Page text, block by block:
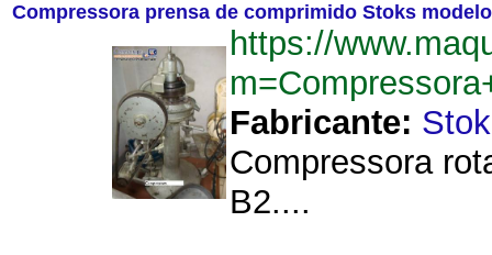
Compressora prensa de comprimido Stoks
https://
Fabricante:
Compressora
B2....